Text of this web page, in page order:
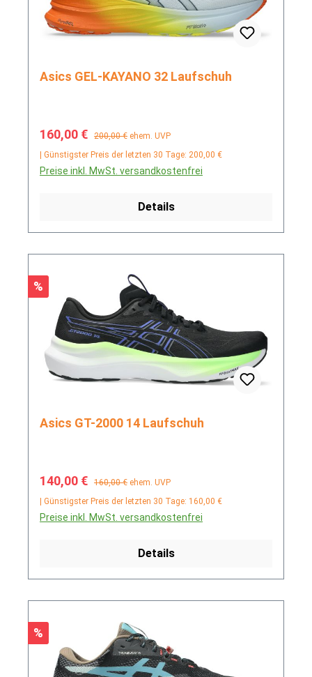
Asics GEL-KAYANO 32 Laufschuh
Verkaufspreis:
160,00 € Regulärer Preis:
200,00 € ehem. UVP
| Günstigster Preis der letzten 30 Tage: 200,00 €
Preise inkl. MwSt. versandkostenfrei
Details
Rabatt
%
Asics GT-2000 14 Laufschuh
Verkaufspreis:
140,00 € Regulärer Preis:
160,00 € ehem. UVP
| Günstigster Preis der letzten 30 Tage: 160,00 €
Preise inkl. MwSt. versandkostenfrei
Details
Rabatt
%